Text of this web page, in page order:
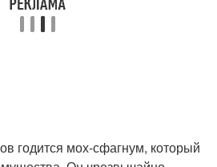
годится мох-сфагнум, который